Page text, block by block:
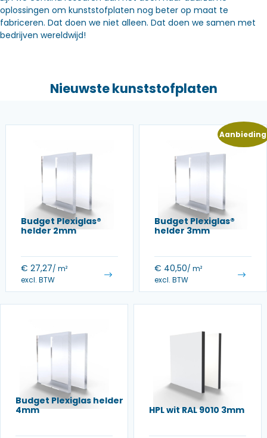
oplossingen om kunststofplaten nog beter op maat te
fabriceren. Dat doen we niet alleen. Dat doen we samen met
bedrijven wereldwijd!
Nieuwste kunststofplaten
Budget Plexiglas®
helder 2mm
€ 27,27/ m²
excl. BTW
Budget Plexiglas®
helder 3mm
€ 40,50/ m²
excl. BTW
Budget Plexiglas helder
4mm
HPL wit RAL 9010 3mm